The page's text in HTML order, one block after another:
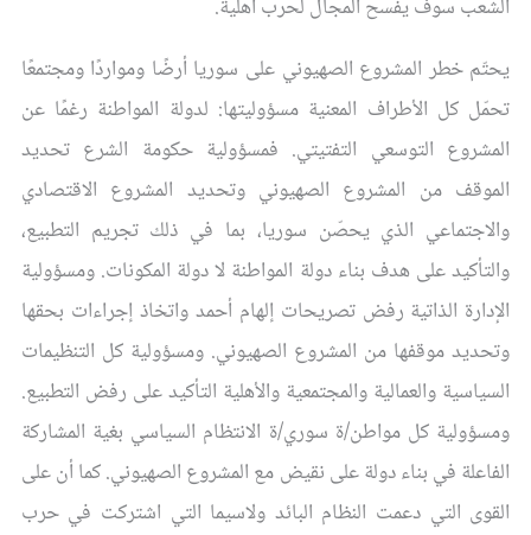
الشعب سوف يفسح المجال لحرب أهلية.
يحتّم خطر المشروع الصهيوني على سوريا أرضًا ومواردًا ومجتمعًا
تحمّل كل الأطراف المعنية مسؤوليتها: لدولة المواطنة رغمًا عن
المشروع التوسعي التفتيتي. فمسؤولية حكومة الشرع تحديد
الموقف من المشروع الصهيوني وتحديد المشروع الاقتصادي
والاجتماعي الذي يحصّن سوريا، بما في ذلك تجريم التطبيع،
والتأكيد على هدف بناء دولة المواطنة لا دولة المكونات. ومسؤولية
الإدارة الذاتية رفض تصريحات إلهام أحمد واتخاذ إجراءات بحقها
وتحديد موقفها من المشروع الصهيوني. ومسؤولية كل التنظيمات
السياسية والعمالية والمجتمعية والأهلية التأكيد على رفض التطبيع.
ومسؤولية كل مواطن/ة سوري/ة الانتظام السياسي بغية المشاركة
الفاعلة في بناء دولة على نقيض مع المشروع الصهيوني. كما أن على
القوى التي دعمت النظام البائد ولاسيما التي اشتركت في حرب